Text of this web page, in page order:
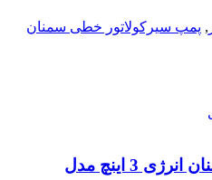
, پمپ سیرکولاتور خطی سمنان
پمپ سیرکولاتور خطی سمنان انرژی 3 اینچ مدل